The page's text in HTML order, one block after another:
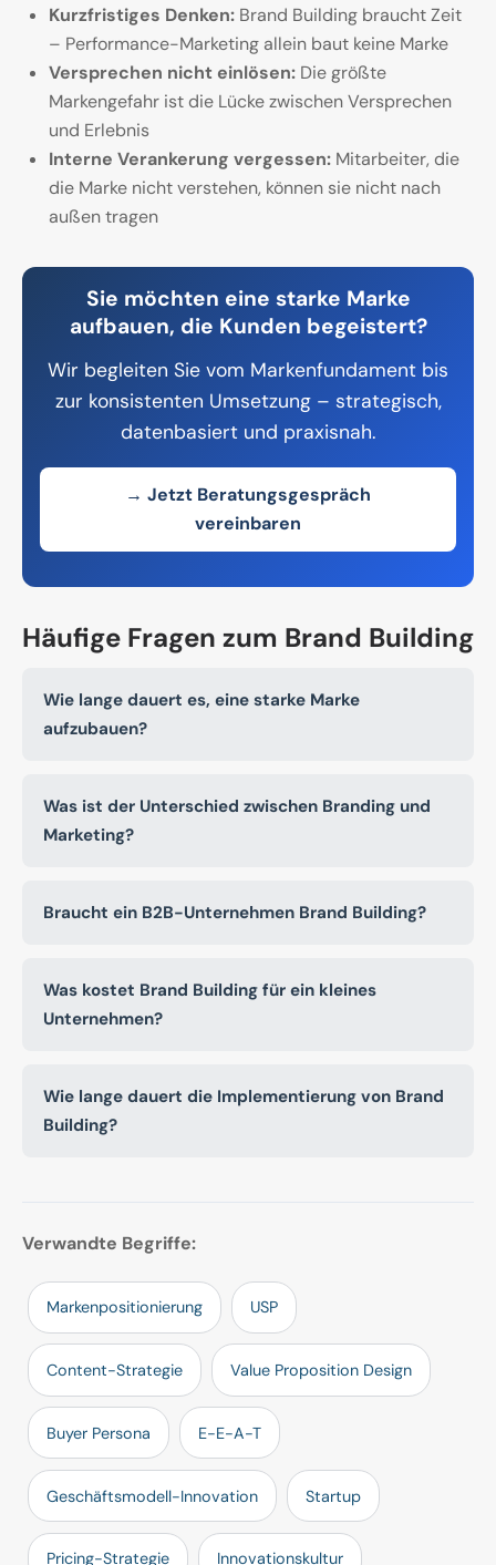
Kurzfristiges Denken: Brand Building braucht Zeit
– Performance-Marketing allein baut keine Marke
Versprechen nicht einlösen: Die größte
Markengefahr ist die Lücke zwischen Versprechen
und Erlebnis
Interne Verankerung vergessen: Mitarbeiter, die
die Marke nicht verstehen, können sie nicht nach
außen tragen
Sie möchten eine starke Marke
aufbauen, die Kunden begeistert?
Wir begleiten Sie vom Markenfundament bis
zur konsistenten Umsetzung – strategisch,
datenbasiert und praxisnah.
→ Jetzt Beratungsgespräch
vereinbaren
Häufige Fragen zum Brand Building
Wie lange dauert es, eine starke Marke
aufzubauen?
Was ist der Unterschied zwischen Branding und
Marketing?
Braucht ein B2B-Unternehmen Brand Building?
Was kostet Brand Building für ein kleines
Unternehmen?
Wie lange dauert die Implementierung von Brand
Building?
Verwandte Begriffe:
Markenpositionierung USP
Content-Strategie Value Proposition Design
Buyer Persona E-E-A-T
Geschäftsmodell-Innovation Startup
Pricing-Strategie Innovationskultur